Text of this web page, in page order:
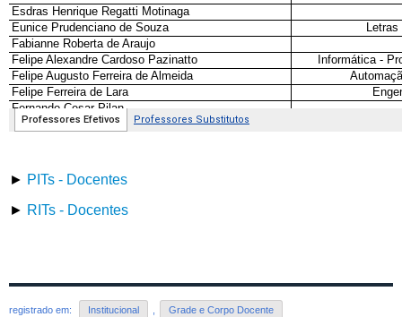
► PITs - Docentes
► RITs - Docentes
registrado em: Institucional Grade e Corpo Docente